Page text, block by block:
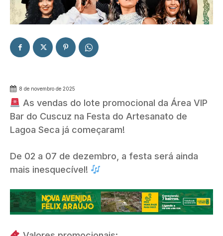
8 de novembro de 2025
As vendas do lote promocional da Área VIP
Bar do Cuscuz na Festa do Artesanato de
Lagoa Seca já começaram!
De 02 a 07 de dezembro, a festa será ainda
mais inesquecível!